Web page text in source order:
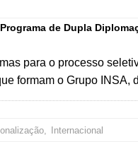
de Dupla
para o processo
formam o Grupo INSA,
, Internacional